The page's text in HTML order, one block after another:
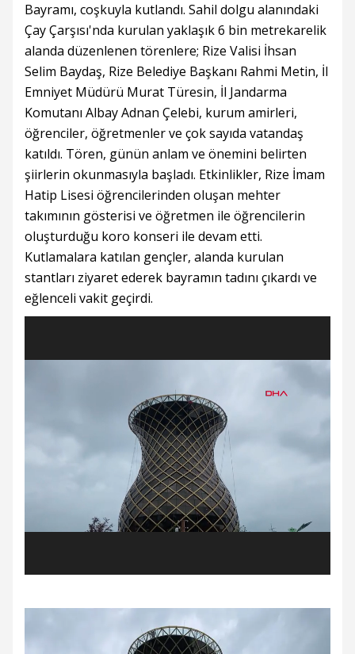
Bayramı, coşkuyla kutlandı. Sahil dolgu alanındaki
Çay Çarşısı'nda kurulan yaklaşık 6 bin metrekarelik
alanda düzenlenen törenlere; Rize Valisi İhsan
Selim Baydaş, Rize Belediye Başkanı Rahmi Metin, İl
Emniyet Müdürü Murat Türesin, İl Jandarma
Komutanı Albay Adnan Çelebi, kurum amirleri,
öğrenciler, öğretmenler ve çok sayıda vatandaş
katıldı. Tören, günün anlam ve önemini belirten
şiirlerin okunmasıyla başladı. Etkinlikler, Rize İmam
Hatip Lisesi öğrencilerinden oluşan mehter
takımının gösterisi ve öğretmen ile öğrencilerin
oluşturduğu koro konseri ile devam etti.
Kutlamalara katılan gençler, alanda kurulan
stantları ziyaret ederek bayramın tadını çıkardı ve
eğlenceli vakit geçirdi.